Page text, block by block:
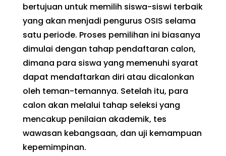
bertujuan untuk memilih siswa-siswi terbaik
yang akan menjadi pengurus OSIS selama
satu periode. Proses pemilihan ini biasanya
dimulai dengan tahap pendaftaran calon,
dimana para siswa yang memenuhi syarat
dapat mendaftarkan diri atau dicalonkan
oleh teman-temannya. Setelah itu, para
calon akan melalui tahap seleksi yang
mencakup penilaian akademik, tes
wawasan kebangsaan, dan uji kemampuan
kepemimpinan.